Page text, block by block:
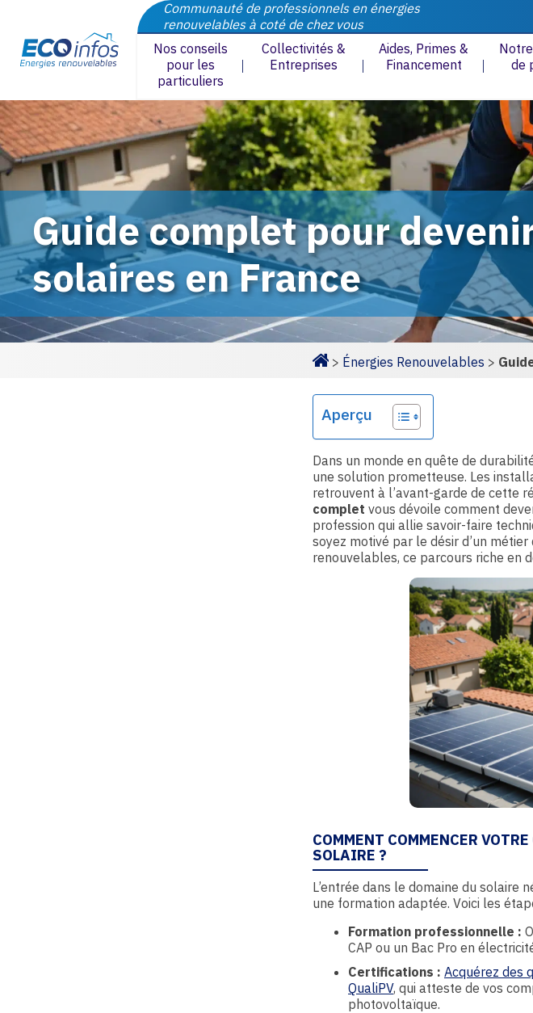
Communauté de professionnels en énergies
renouvelables à coté de chez vous
Nos conseils
pour les
particuliers
Collectivités &
Entreprises
Aides, Primes &
Financement
de
Guide complet pour
solaires en France
> Énergies Renouvelables >
Aperçu
Dans un monde en quête de
une solution prometteuse. Les
retrouvent à l’avant-garde de cette
complet vous dévoile comment
profession qui allie savoir-faire
soyez motivé par le désir d’un
renouvelables, ce parcours riche en
COMMENT COMMENCER
SOLAIRE ?
L’entrée dans le domaine du solaire
une formation adaptée. Voici les
Formation professionnelle :
CAP ou un Bac Pro en
Certifications : Acquérez des
QualiPV, qui atteste de vos
photovoltaïque.